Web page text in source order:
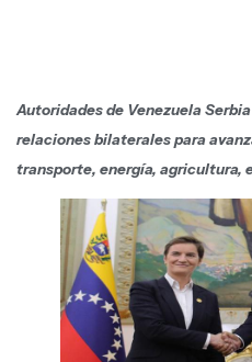
Autoridades de Venezuela
relaciones bilaterales para
transporte, energía, agricultura,